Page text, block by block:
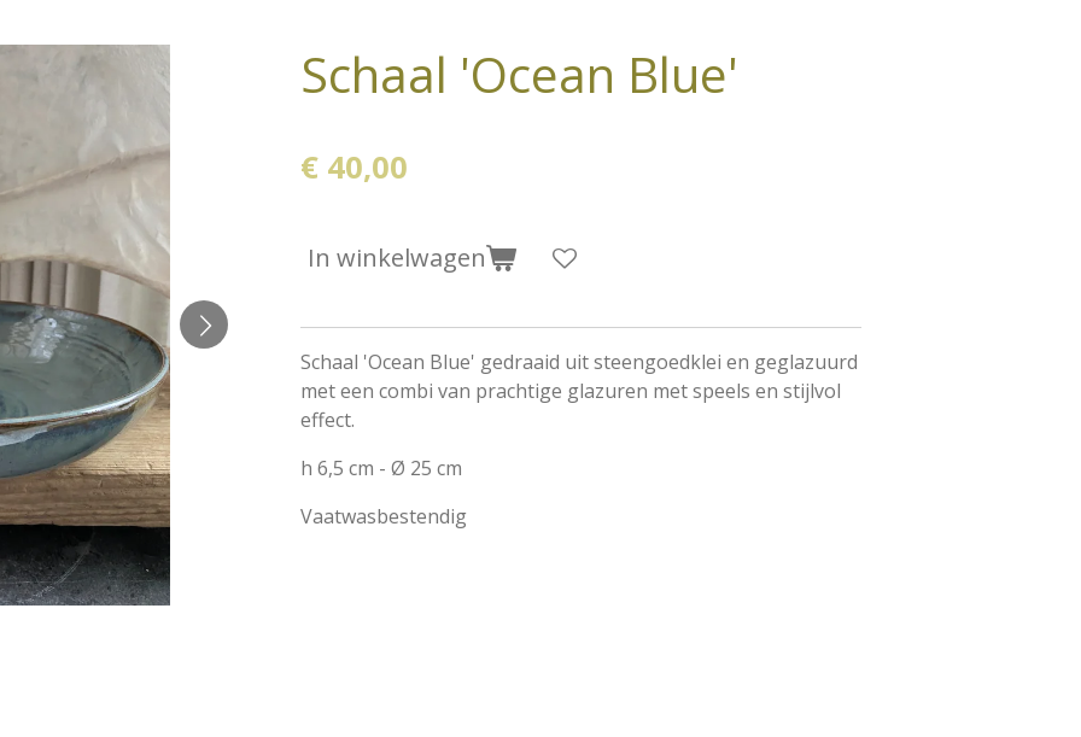
Schaal 'Ocean Blue'
€ 40,00
In winkelwagen
Schaal 'Ocean Blue' gedraaid uit steengoedklei en geglazuurd
met een combi van prachtige glazuren met speels en stijlvol
effect.
h 6,5 cm - Ø 25 cm
Vaatwasbestendig